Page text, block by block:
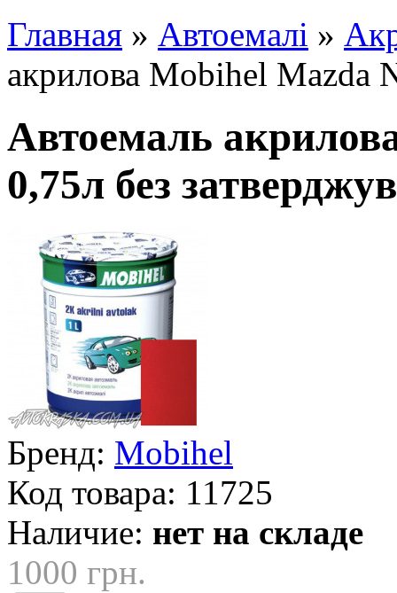
Главная » Автоемалі »
акрилова Mobihel Mazda
Автоемаль
0,75л без
Бренд: Mobihel
Код товара: 11725
Наличие: нет на складе
1000 грн.